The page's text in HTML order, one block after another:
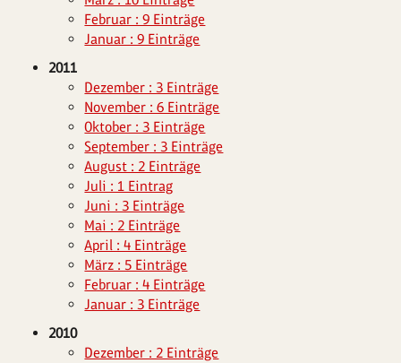
Februar : 9 Einträge
Januar : 9 Einträge
2011
Dezember : 3 Einträge
November : 6 Einträge
Oktober : 3 Einträge
September : 3 Einträge
August : 2 Einträge
Juli : 1 Eintrag
Juni : 3 Einträge
Mai : 2 Einträge
April : 4 Einträge
März : 5 Einträge
Februar : 4 Einträge
Januar : 3 Einträge
2010
Dezember : 2 Einträge